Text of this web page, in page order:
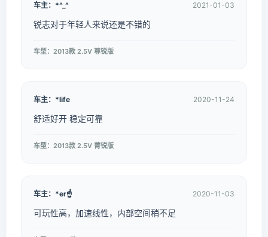
车主：*^_^ 2021-01-03
锐志对于年轻人来说还是不错的
车型：2013款 2.5V 尊锐版
车主：*life 2020-11-24
舒适好开 稳定可靠
车型：2013款 2.5V 菁锐版
车主：*er☝️ 2020-11-03
可玩性高，加速线性，内部空间稍不足